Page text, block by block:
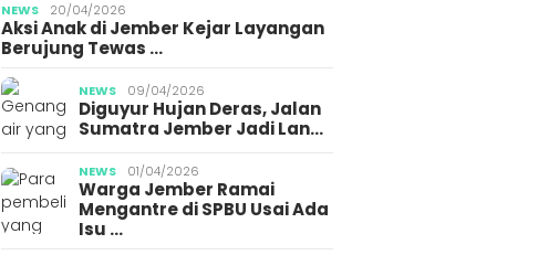
Pemuda di Gumukmas
Jember Bunuh Teman
Sendiri Gegara
Semasa Kecil
10 Orang Diduga
Penimbun BBM Subsidi di
NEWS 20/04/2026
Aksi Anak di Jember Kejar Layangan
Berujung Tewas …
NEWS 09/04/2026
Diguyur Hujan Deras, Jalan
Sumatra Jember Jadi Lan…
NEWS 01/04/2026
Warga Jember Ramai
Mengantre di SPBU Usai Ada
Isu …